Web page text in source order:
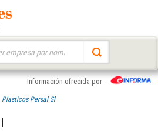
Información ofrecida por
Plasticos Persal Sl